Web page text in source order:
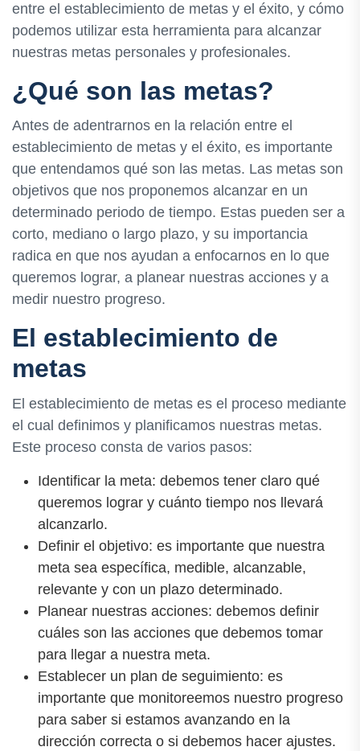
entre el establecimiento de metas y el éxito, y cómo
podemos utilizar esta herramienta para alcanzar
nuestras metas personales y profesionales.
¿Qué son las metas?
Antes de adentrarnos en la relación entre el
establecimiento de metas y el éxito, es importante
que entendamos qué son las metas. Las metas son
objetivos que nos proponemos alcanzar en un
determinado periodo de tiempo. Estas pueden ser a
corto, mediano o largo plazo, y su importancia
radica en que nos ayudan a enfocarnos en lo que
queremos lograr, a planear nuestras acciones y a
medir nuestro progreso.
El establecimiento de
metas
El establecimiento de metas es el proceso mediante
el cual definimos y planificamos nuestras metas.
Este proceso consta de varios pasos:
Identificar la meta: debemos tener claro qué
queremos lograr y cuánto tiempo nos llevará
alcanzarlo.
Definir el objetivo: es importante que nuestra
meta sea específica, medible, alcanzable,
relevante y con un plazo determinado.
Planear nuestras acciones: debemos definir
cuáles son las acciones que debemos tomar
para llegar a nuestra meta.
Establecer un plan de seguimiento: es
importante que monitoreemos nuestro progreso
para saber si estamos avanzando en la
dirección correcta o si debemos hacer ajustes.